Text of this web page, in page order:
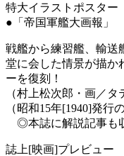
特大イラストポスター
●「帝国軍艦大画報」
戦艦から練習艦、輸送
堂に会した情景が描か
ーを復刻！
（村上松次郎・画／タ
（昭和15年[1940]発行
◎本誌に解説記事も
誌上[映画]プレビュー